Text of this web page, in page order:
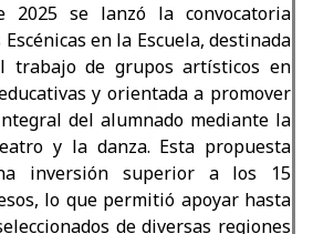
2025 se lanzó la convocatoria
en la Escuela, destinada
trabajo de grupos artísticos en
y orientada a promover
del alumnado mediante la
y la danza. Esta propuesta
inversión superior a los 15
lo que permitió apoyar hasta
de diversas regiones